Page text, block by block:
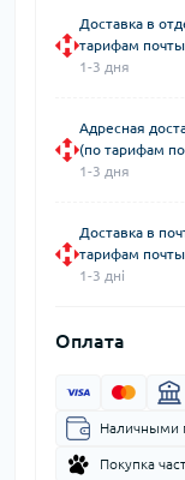
Доставка в
тарифам почты
1-3 дня
Адресная
(по тарифам
1-3 дня
Доставка в
тарифам почты
1-3 дні
Оплата
Наличными
Покупка